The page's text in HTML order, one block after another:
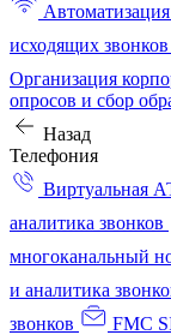
исходящих звонков
Организация
опросов и сбор
Назад
Телефония
Виртуальная
аналитика звонков
многоканальный
и аналитика
звонков
FMC